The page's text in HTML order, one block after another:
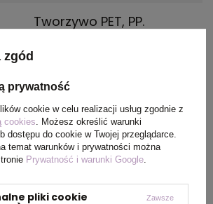
Tworzywo PET, PP.
22,4 x Ø 7,35 cm
84
prywatność
cookie w celu realizacji usług zgodnie z
cookies . Możesz określić warunki
dostępu do cookie w Twojej przeglądarce.
temat warunków i prywatności można
Prywatność i warunki Google
pliki cookie
Zawsze